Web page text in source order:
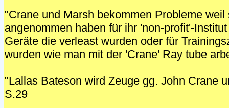
"Crane und Marsh bekommen Probleme weil
angenommen haben für ihr 'non-profit'-
Geräte die verleast wurden oder für
wurden wie man mit der 'Crane' Ray tube
"Lallas Bateson wird Zeuge gg. John Crane
S.29